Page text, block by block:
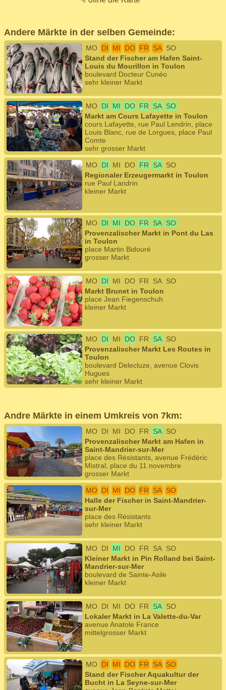
Andere Märkte in der selben Gemeinde:
MO DI MI DO FR SA SO
Stand der Fischer am Hafen Saint-
Louis du Mourillon in Toulon
boulevard Docteur Cunéo
sehr kleiner Markt
MO DI MI DO FR SA SO
Markt am Cours Lafayette in Toulon
cours Lafayette, rue Paul Lendrin, place
Louis Blanc, rue de Lorgues, place Paul
Comte
sehr grosser Markt
MO DI MI DO FR SA SO
Regionaler Erzeugermarkt in Toulon
rue Paul Landrin
kleiner Markt
MO DI MI DO FR SA SO
Provenzalischer Markt in Pont du Las
in Toulon
place Martin Bidouré
grosser Markt
MO DI MI DO FR SA SO
Markt Brunet in Toulon
place Jean Fiegenschuh
kleiner Markt
MO DI MI DO FR SA SO
Provenzalischer Markt Les Routes in
Toulon
boulevard Delecluze, avenue Clovis
Hugues
sehr kleiner Markt
Andre Märkte in einem Umkreis von 7km:
MO DI MI DO FR SA SO
Provenzalischer Markt am Hafen in
Saint-Mandrier-sur-Mer
place des Résistants, avenue Frédéric
Mistral, place du 11 novembre
grosser Markt
MO DI MI DO FR SA SO
Halle der Fischer in Saint-Mandrier-
sur-Mer
place des Résistants
sehr kleiner Markt
MO DI MI DO FR SA SO
Kleiner Markt in Pin Rolland bei Saint-
Mandrier-sur-Mer
boulevard de Sainte-Asile
kleiner Markt
MO DI MI DO FR SA SO
Lokaler Markt in La Valette-du-Var
avenue Anatole France
mittelgrosser Markt
MO DI MI DO FR SA SO
Stand der Fischer Aquakultur der
Bucht in La Seyne-sur-Mer